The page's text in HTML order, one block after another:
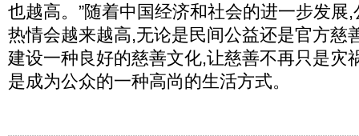
也越高。”随着中国经济和社会的进一步发展
热情会越来越高,无论是民间公益还是官方慈
建设一种良好的慈善文化,让慈善不再只是灾
是成为公众的一种高尚的生活方式。